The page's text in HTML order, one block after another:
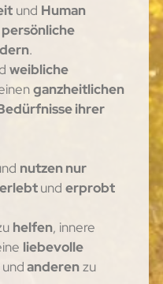
und Human
.
weibliche
ganzheitlichen
ihrer
nutzen nur
und erprobt
helfen, innere
liebevolle
anderenzu